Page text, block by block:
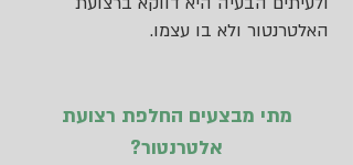
האלטרנטור ולא בו עצמו.
מתי מבצעים החלפת רצועת
אלטרנטור?